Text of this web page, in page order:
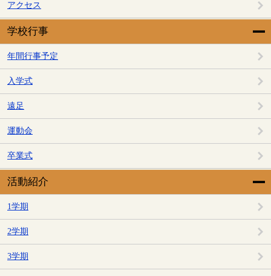
アクセス
学校行事
年間行事予定
入学式
遠足
運動会
卒業式
活動紹介
1学期
2学期
3学期